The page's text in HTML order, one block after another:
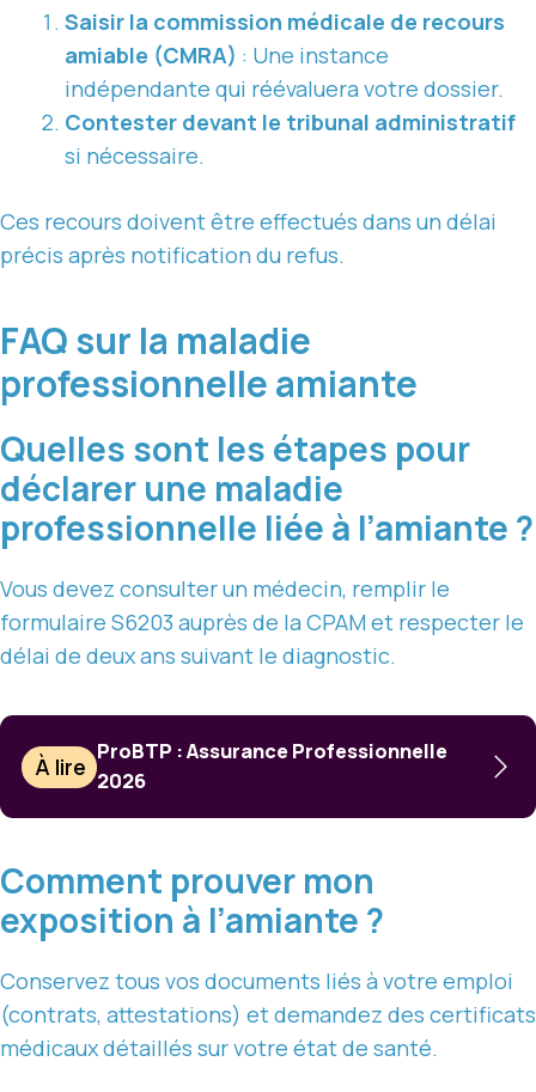
Saisir la commission médicale de recours
amiable (CMRA) : Une instance
indépendante qui réévaluera votre dossier.
Contester devant le tribunal administratif
si nécessaire.
Ces recours doivent être effectués dans un délai
précis après notification du refus.
FAQ sur la maladie
professionnelle amiante
Quelles sont les étapes pour
déclarer une maladie
professionnelle liée à l’amiante ?
Vous devez consulter un médecin, remplir le
formulaire S6203 auprès de la CPAM et respecter le
délai de deux ans suivant le diagnostic.
À lire
ProBTP : Assurance Professionnelle
2026
Comment prouver mon
exposition à l’amiante ?
Conservez tous vos documents liés à votre emploi
(contrats, attestations) et demandez des certificats
médicaux détaillés sur votre état de santé.